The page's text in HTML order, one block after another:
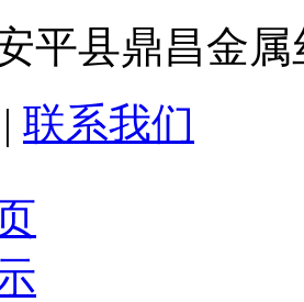
平县鼎昌金
| 联系我们